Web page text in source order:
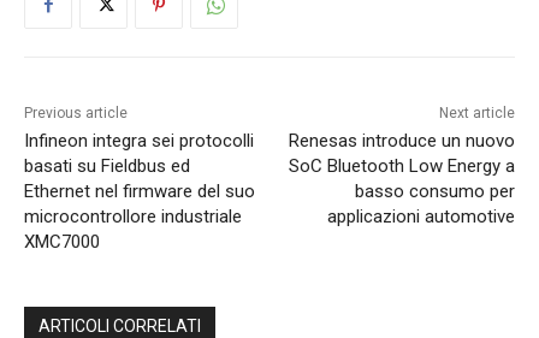
Previous article
Infineon integra sei protocolli
basati su Fieldbus ed
Ethernet nel firmware del suo
microcontrollore industriale
XMC7000
Next article
Renesas introduce un nuovo
SoC Bluetooth Low Energy a
basso consumo per
applicazioni automotive
ARTICOLI CORRELATI